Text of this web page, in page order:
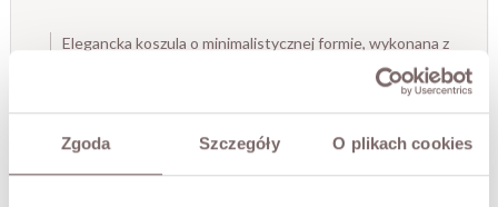
Zgoda Szczegóły O plikach cookies
Elegancka koszula o minimalistycznej formie, wykonana z
lekkiej, przyjemnej w dotyku tkaniny. Subtelne pionowe
przeszycia na przodzie nadają jej wyrafinowanego
charakteru i delikatnej struktury, podkreślając
dopracowanie detali. Model zapinany na ukryte guziki, z
klasycznym kołnierzem typu stójka, który nadaje całości
nowoczesny i uporządkowany wygląd.